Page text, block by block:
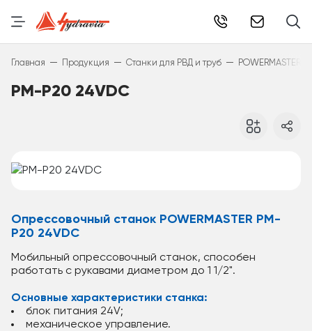
Главная — Продукция — Станки для РВД и труб — POWERMASTER
PM-P20 24VDC
Опрессовочный станок POWERMASTER PM-
P20 24VDC
Мобильный опрессовочный станок, способен
работать с рукавами диаметром до 1 1/2".
Основные характеристики станка:
блок питания 24V;
механическое управление.